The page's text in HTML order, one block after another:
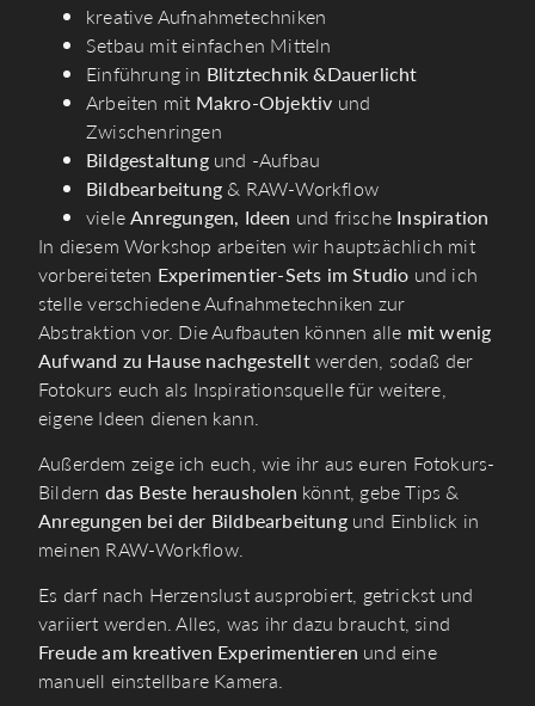
kreative Aufnahmetechniken
Setbau mit einfachen Mitteln
Einführung in Blitztechnik &Dauerlicht
Arbeiten mit Makro-Objektiv und
Zwischenringen
Bildgestaltung und -Aufbau
Bildbearbeitung & RAW-Workflow
vieleAnregungen, Ideen und frische Inspiration
In diesem Workshop arbeiten wir hauptsächlich mit
vorbereiteten Experimentier-Sets im Studio und ich
stelle verschiedene Aufnahmetechniken zur
Abstraktion vor. Die Aufbauten können alle mit wenig
Aufwand zu Hause nachgestelltwerden, sodaß der
Fotokurs euch als Inspirationsquelle für weitere,
eigene Ideen dienen kann.
Außerdem zeige ich euch, wie ihr aus euren Fotokurs-
Bildern das Beste herausholen könnt, gebe Tips &
Anregungen bei der Bildbearbeitungund Einblick in
meinen RAW-Workflow.
Es darf nach Herzenslust ausprobiert, getrickst und
variiert werden. Alles, was ihr dazu braucht, sind
Freude am kreativen Experimentieren und eine
manuell einstellbare Kamera.